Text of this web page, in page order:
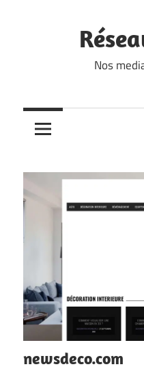
Nos
newsdeco.com